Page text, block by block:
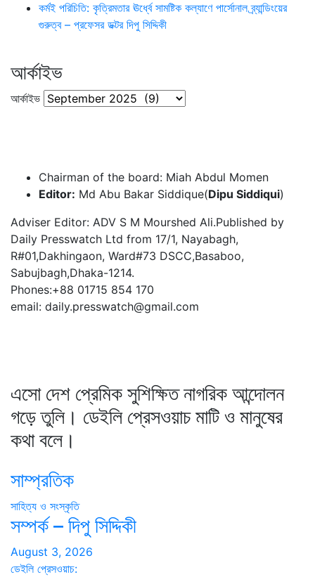
কর্মই পরিচিতি: কৃত্রিমতার ঊর্ধ্বে সামষ্টিক কল্যাণে পার্সোনাল ব্র্যান্ডিংয়ের
গুরুত্ব – প্রফেসর ডক্টর দিপু সিদ্দিকী
আর্কাইভ
আর্কাইভ
Chairman of the board: Miah Abdul Momen
Editor: Md Abu Bakar Siddique(Dipu Siddiqui)
Adviser Editor: ADV S M Mourshed Ali.Published by
Daily Presswatch Ltd from 17/1, Nayabagh,
R#01,Dakhingaon, Ward#73 DSCC,Basaboo,
Sabujbagh,Dhaka-1214.
Phones:+88 01715 854 170
email: daily.presswatch@gmail.com
এসো দেশ প্রেমিক সুশিক্ষিত নাগরিক আন্দোলন
গড়ে তুলি। ডেইলি প্রেসওয়াচ মাটি ও মানুষের
কথা বলে।
সাম্প্রতিক
সাহিত্য ও সংস্কৃতি
সম্পর্ক – দিপু সিদ্দিকী
August 3, 2026
ডেইলি প্রেসওয়াচ: